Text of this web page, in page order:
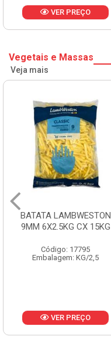
VER PREÇO
Vegetais e Massas
Veja mais
BATATA LAMBWESTON
9MM 6X2.5KG CX 15KG
Código: 17795
Embalagem: KG/2,5
VER PREÇO